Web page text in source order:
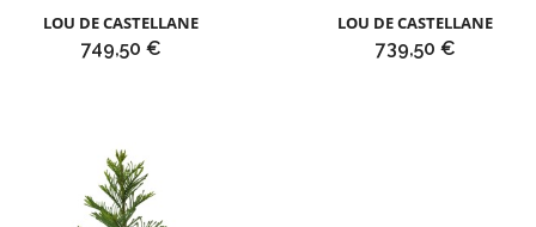
LOU DE CASTELLANE
Prix
749,50 €
LOU DE CASTELLANE
Prix
739,50 €